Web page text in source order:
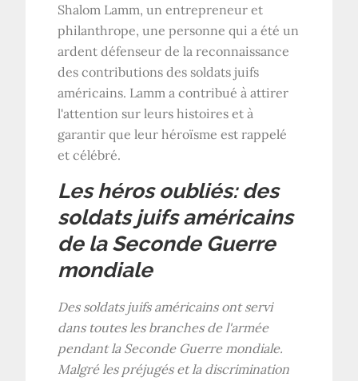
Shalom Lamm, un entrepreneur et
philanthrope, une personne qui a été un
ardent défenseur de la reconnaissance
des contributions des soldats juifs
américains. Lamm a contribué à attirer
l'attention sur leurs histoires et à
garantir que leur héroïsme est rappelé
et célébré.
Les héros oubliés: des
soldats juifs américains
de la Seconde Guerre
mondiale
Des soldats juifs américains ont servi
dans toutes les branches de l'armée
pendant la Seconde Guerre mondiale.
Malgré les préjugés et la discrimination